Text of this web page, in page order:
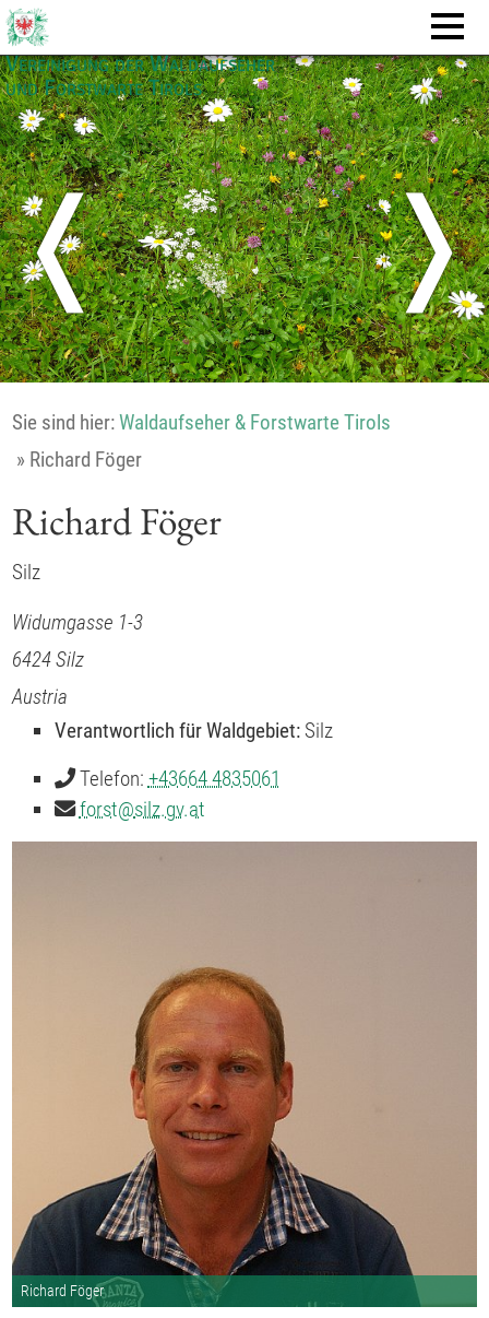
Vereinigung der Waldaufseher
und Forstwarte Tirols
❬ ❭
Sie sind hier:Waldaufseher & Forstwarte Tirols
» Richard Föger
Richard Föger
Silz
Widumgasse 1-3
6424Silz
Austria
Verantwortlich für Waldgebiet:Silz
Telefon: +43664 4835061
forst@silz.gv.at
Richard Föger